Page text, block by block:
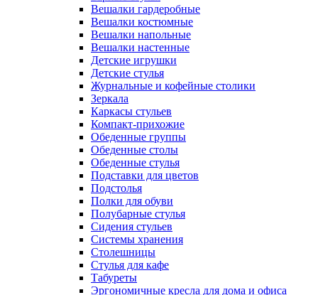
Вешалки гардеробные
Вешалки костюмные
Вешалки напольные
Вешалки настенные
Детские игрушки
Детские стулья
Журнальные и кофейные столики
Зеркала
Каркасы стульев
Компакт-прихожие
Обеденные группы
Обеденные столы
Обеденные стулья
Подставки для цветов
Подстолья
Полки для обуви
Полубарные стулья
Сидения стульев
Системы хранения
Столешницы
Стулья для кафе
Табуреты
Эргономичные кресла для дома и офиса